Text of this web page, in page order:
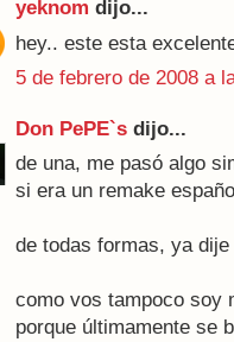
yeknom dijo...
hey.. este esta
5 de febrero de 2008 a
Don PePE`s dijo...
de una, me pasó algo
si era un remake
de todas formas, ya
como vos tampoco soy
porque últimamente se